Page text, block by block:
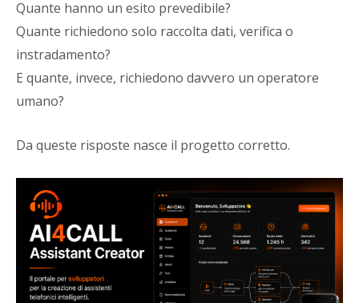
Quante hanno un esito prevedibile?
Quante richiedono solo raccolta dati, verifica o
instradamento?
E quante, invece, richiedono davvero un operatore
umano?
Da queste risposte nasce il progetto corretto.